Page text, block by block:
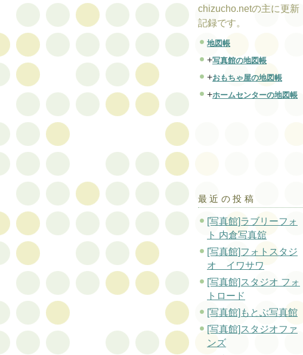
chizucho.netの主に更新
記録です。
地図帳
+写真館の地図帳
+おもちゃ屋の地図帳
+ホームセンターの地図帳
最近の投稿
[写真館]ラブリーフォ
ト 内倉写真舘
[写真館]フォトスタジ
オ イワサワ
[写真館]スタジオ フォ
トロード
[写真館]もとぶ写真館
[写真館]スタジオファ
ンズ